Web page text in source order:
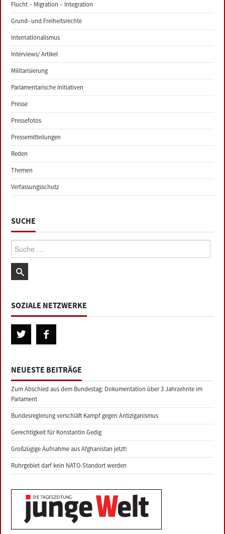
Flucht – Migration – Integration
Grund- und Freiheitsrechte
Internationalismus
Interviews/ Artikel
Militarisierung
Parlamentarische Initiativen
Presse
Pressefotos
Pressemitteilungen
Reden
Themen
Verfassungsschutz
SUCHE
Suche:
SOZIALE NETZWERKE
NEUESTE BEITRÄGE
Zum Abschied aus dem Bundestag: Dokumentation über 3 Jahrzehnte im
Parlament
Bundesregierung verschläft Kampf gegen Antiziganismus
Gerechtigkeit für Konstantin Gedig
Großzügige Aufnahme aus Afghanistan jetzt!
Ruhrgebiet darf kein NATO-Standort werden